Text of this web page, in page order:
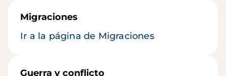
Migraciones
Ir a la página de Migraciones
Guerra y conflicto